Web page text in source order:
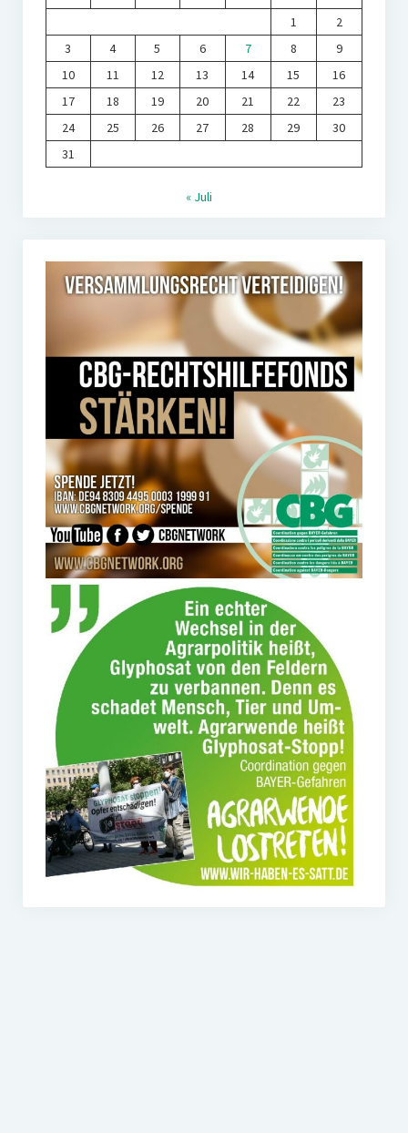
1
2
3
4 5 6 7 8
9
10
11 12 13 14 15
16
17
18 19 20 21 22
23
24
25 26 27 28 29
30
31
« Juli